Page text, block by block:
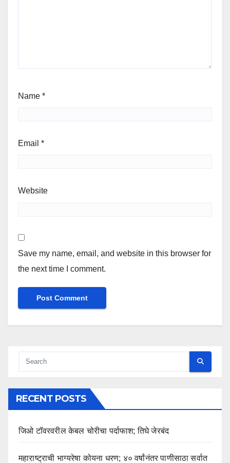
Name *
Email *
Website
Save my name, email, and website in this browser for
the next time I comment.
RECENT POSTS
जिओ टॉवरवरील केबल चोरीचा पर्दाफाश; तिघे जेरबंद
महाराष्ट्राची भाग्यरेषा कोयना धरण; ४० वर्षांनंतर पाणीसाठा सर्वात